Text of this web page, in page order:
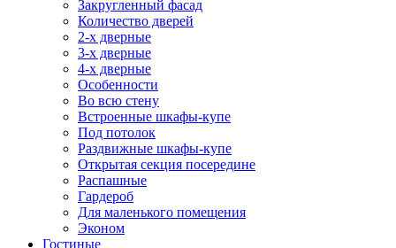
Закругленный фасад
Количество дверей
2-х дверные
3-х дверные
4-х дверные
Особенности
Во всю стену
Встроенные шкафы-купе
Под потолок
Раздвижные шкафы-купе
Открытая секция посередине
Распашные
Гардероб
Для маленького помещения
Эконом
Гостиные